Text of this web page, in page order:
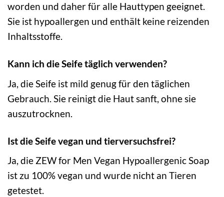
worden und daher für alle Hauttypen geeignet.
Sie ist hypoallergen und enthält keine reizenden
Inhaltsstoffe.
Kann ich die Seife täglich verwenden?
Ja, die Seife ist mild genug für den täglichen
Gebrauch. Sie reinigt die Haut sanft, ohne sie
auszutrocknen.
Ist die Seife vegan und tierversuchsfrei?
Ja, die ZEW for Men Vegan Hypoallergenic Soap
ist zu 100% vegan und wurde nicht an Tieren
getestet.